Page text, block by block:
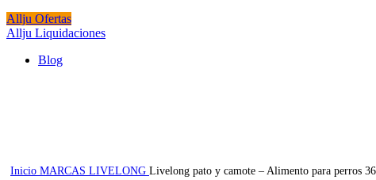
Allju Ofertas
Allju Liquidaciones
Blog
Inicio MARCAS LIVELONG Livelong pato y camote – Alimento para perros